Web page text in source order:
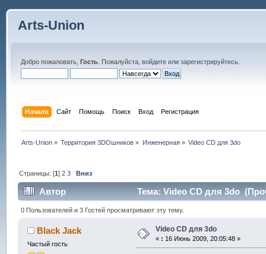
Arts-Union
Добро пожаловать, Гость. Пожалуйста, войдитеили зарегистрируйтесь.
Начало Сайт Помощь Поиск Вход Регистрация
Arts-Union » Территория 3DOшников » Инженерная» Video CD для 3do
Страницы: [1]2 3 Вниз
Автор Тема: Video CD для 3do
0 Пользователей и 3 Гостей просматривают эту тему.
Black Jack
Частый гость
Video CD для 3do
« : 16 Июнь 2009, 20:05:48 »